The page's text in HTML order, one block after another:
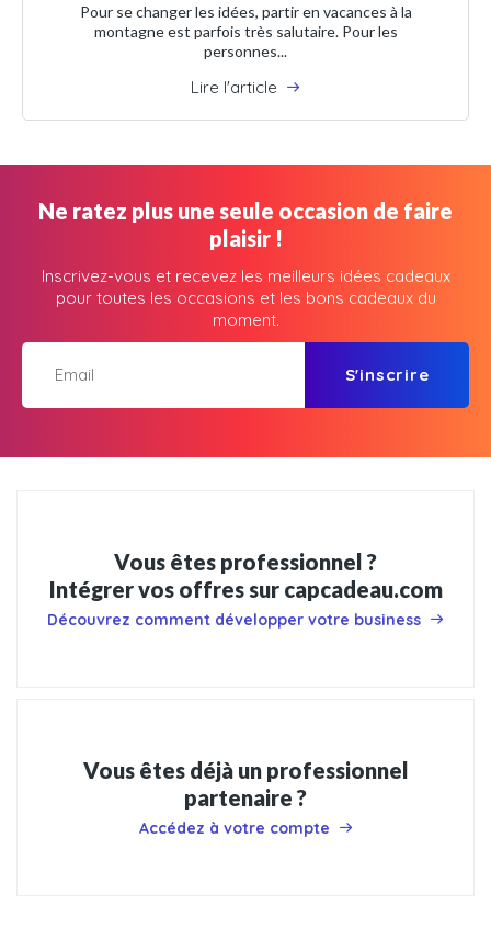
Pour se changer les idées, partir en vacances à la
montagne est parfois très salutaire. Pour les
personnes...
Lire l'article
Ne ratez plus une seule occasion de faire
plaisir !
Inscrivez-vous et recevez les meilleurs idées cadeaux
pour toutes les occasions et les bons cadeaux du
moment.
S'inscrire
Vous êtes professionnel ?
Intégrer vos offres sur capcadeau.com
Découvrez comment développer votre business
Vous êtes déjà un professionnel
partenaire ?
Accédez à votre compte